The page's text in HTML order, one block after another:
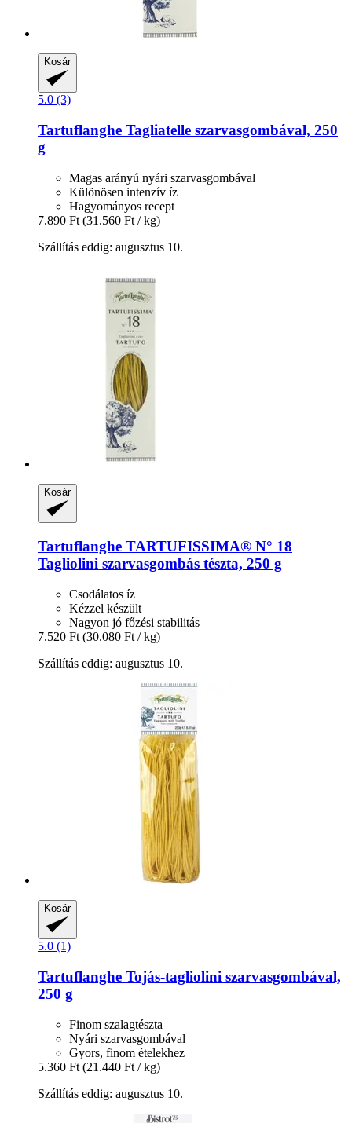
Kosár
5.0 (3)
Tartuflanghe Tagliatelle szarvasgombával, 250
g
Magas arányú nyári szarvasgombával
Különösen intenzív íz
Hagyományos recept
7.890 Ft (31.560 Ft / kg)
Szállítás eddig: augusztus 10.
Kosár
Tartuflanghe TARTUFISSIMA® N° 18
Tagliolini szarvasgombás tészta, 250 g
Csodálatos íz
Kézzel készült
Nagyon jó főzési stabilitás
7.520 Ft (30.080 Ft / kg)
Szállítás eddig: augusztus 10.
Kosár
5.0 (1)
Tartuflanghe Tojás-​tagliolini szarvasgombával,
250 g
Finom szalagtészta
Nyári szarvasgombával
Gyors, finom ételekhez
5.360 Ft (21.440 Ft / kg)
Szállítás eddig: augusztus 10.